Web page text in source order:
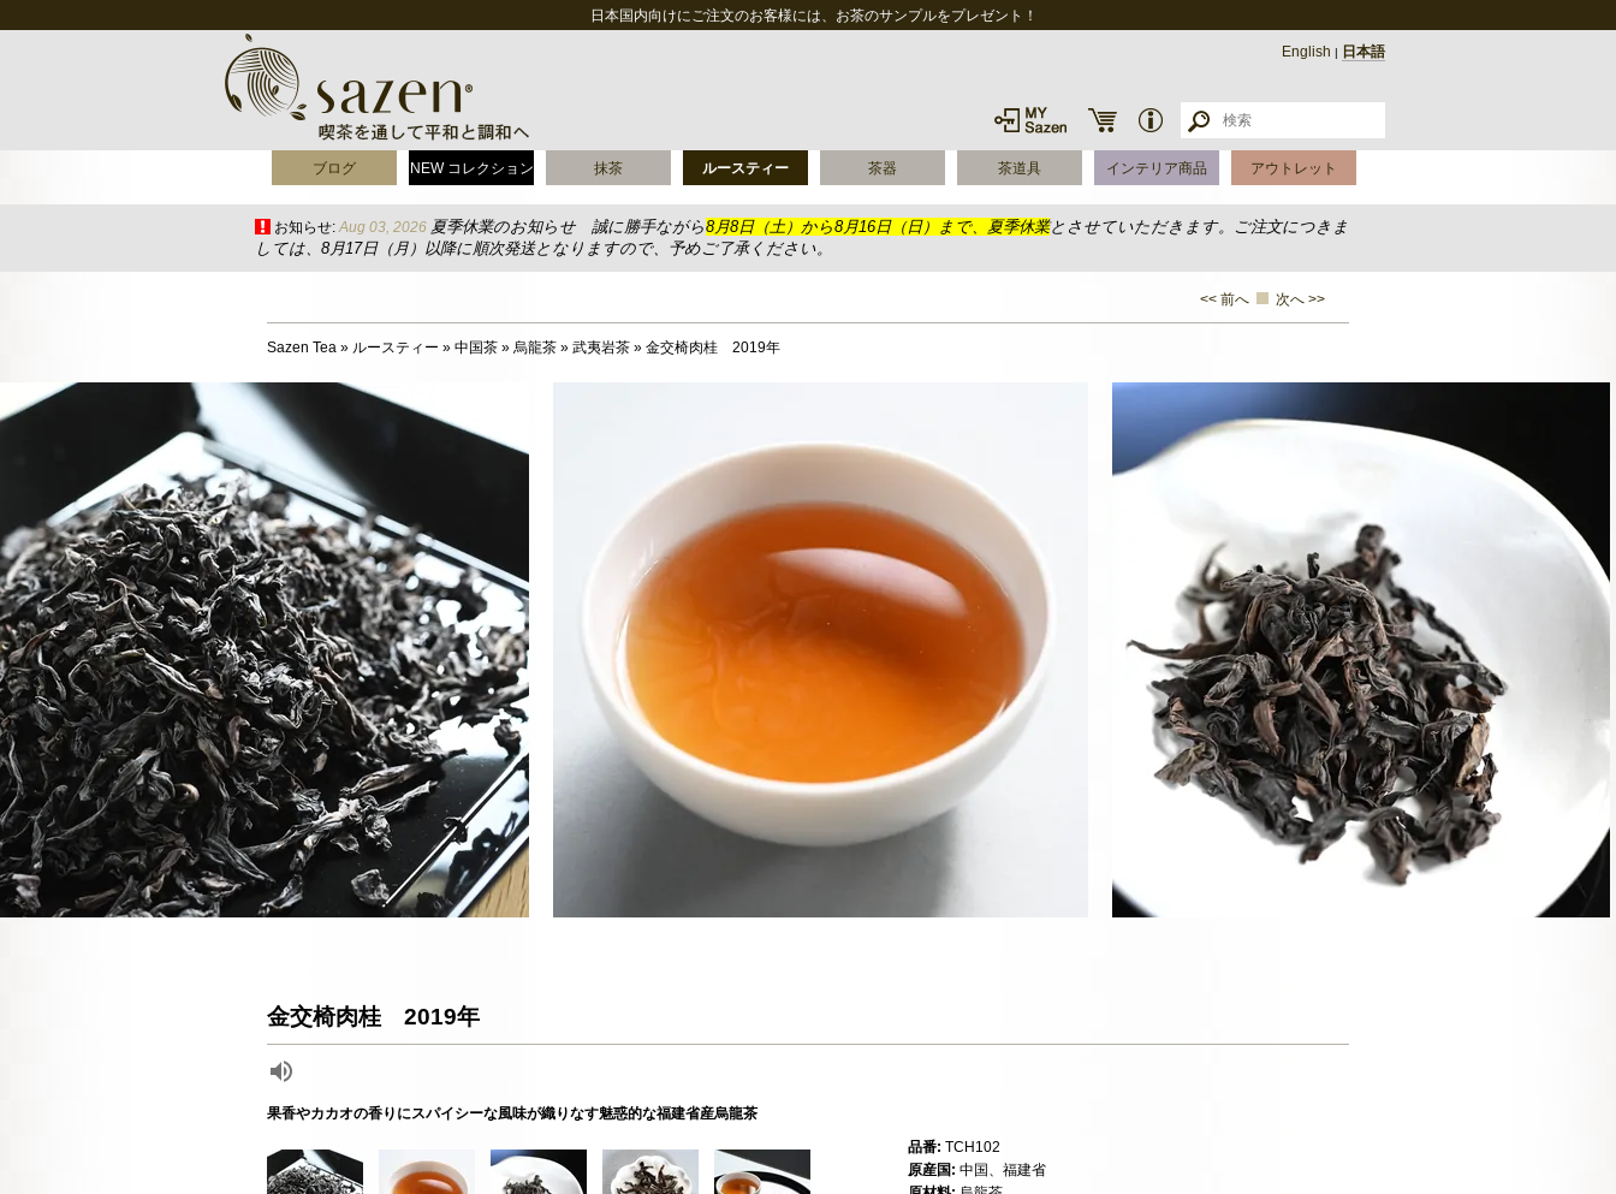
日本国内向けにご注文のお客様には、お茶のサンプルをプレゼント！
English | 日本語
ブログ NEW コレクション 抹茶 ルースティー 茶器 茶道具 インテリア商品 アウトレット
お知らせ: Aug 03, 2026 夏季休業のお知らせ 誠に勝手ながら8月8日（土）から8月16日（日）まで、夏季休業とさせていただきます。ご注文につきま
しては、8月17日（月）以降に順次発送となりますので、予めご了承ください。
<< 前へ 次へ >>
Sazen Tea » ルースティー » 中国茶 » 烏龍茶 » 武夷岩茶 » 金交椅肉桂 2019年
金交椅肉桂 2019年
果香やカカオの香りにスパイシーな風味が織りなす魅惑的な福建省産烏龍茶
品番: TCH102
原産国: 中国、福建省